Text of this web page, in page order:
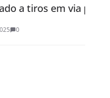
em via pública